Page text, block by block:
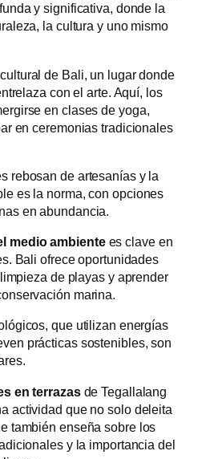
y significativa, donde la
la cultura y uno mismo
de Bali, un lugar donde
con el arte. Aquí, los
en clases de yoga,
en ceremonias tradicionales
rebosan de artesanías y la
es la norma, con opciones
en abundancia.
medio ambientees clave en
Bali ofrece oportunidades
de playas y aprender
marina.
que utilizan energías
prácticas sostenibles, son
en terrazasde Tegallalang
actividad que no solo deleita
también enseña sobre los
y la importancia del